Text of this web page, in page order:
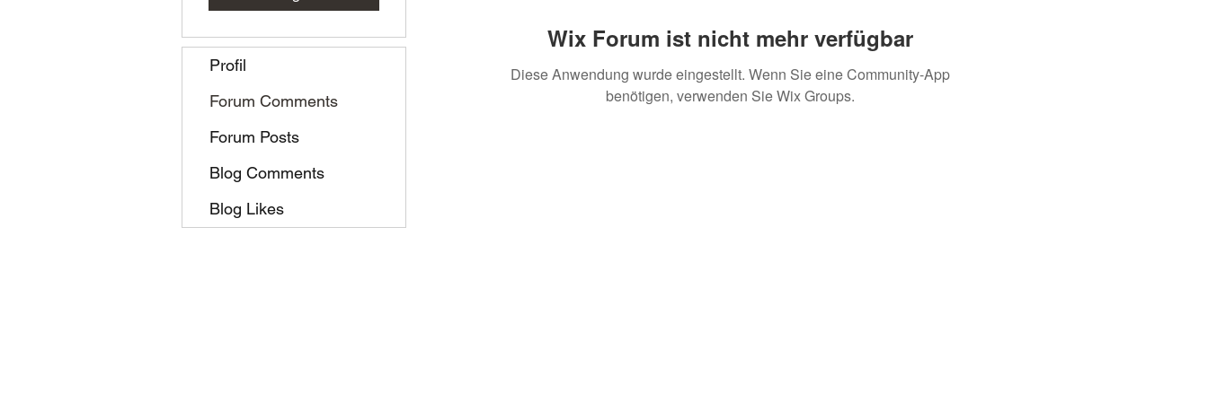
Wix Forum ist nicht mehr verfügbar
Diese Anwendung wurde eingestellt. Wenn Sie eine Community-App
benötigen, verwenden Sie Wix Groups.
Profil
Forum Comments
Forum Posts
Blog Comments
Blog Likes